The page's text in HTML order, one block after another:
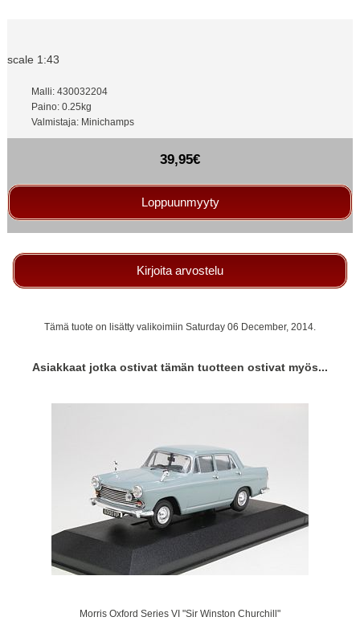
scale 1:43
Malli: 430032204
Paino: 0.25kg
Valmistaja: Minichamps
39,95€
Loppuunmyyty
Kirjoita arvostelu
Tämä tuote on lisätty valikoimiin Saturday 06 December, 2014.
Asiakkaat jotka ostivat tämän tuotteen ostivat myös...
Morris Oxford Series VI "Sir Winston Churchill"